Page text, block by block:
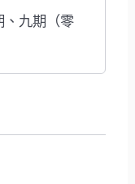
、九期（零